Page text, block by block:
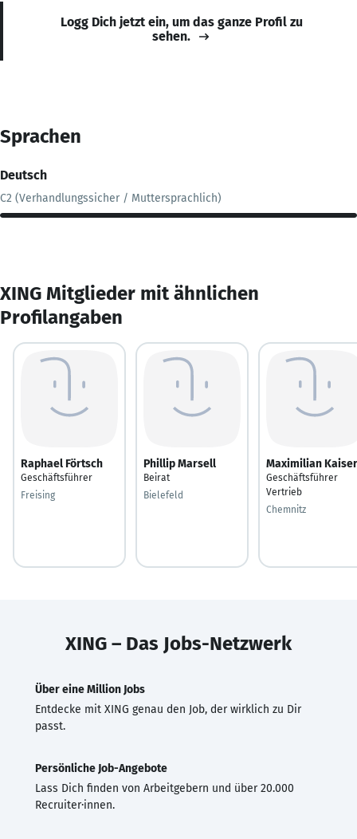
Logg Dich jetzt ein, um das ganze Profil zu
sehen.
Sprachen
Deutsch
C2 (Verhandlungssicher / Muttersprachlich)
XING Mitglieder mit ähnlichen
Profilangaben
Raphael Förtsch
Geschäftsführer
Freising
Phillip Marsell
Beirat
Bielefeld
Maximilian Kaiser
Geschäftsführer
Vertrieb
Chemnitz
XING – Das Jobs-Netzwerk
Über eine Million Jobs
Entdecke mit XING genau den Job, der wirklich zu Dir
passt.
Persönliche Job-Angebote
Lass Dich finden von Arbeitgebern und über 20.000
Recruiter·innen.